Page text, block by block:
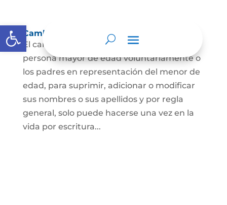
Abrir barra de herramientas
Cambio Nombre
El cambio de nombre lo podrá hacer la
persona mayor de edad voluntariamente o
los padres en representación del menor de
edad, para suprimir, adicionar o modificar
sus nombres o sus apellidos y por regla
general, solo puede hacerse una vez en la
vida por escritura...